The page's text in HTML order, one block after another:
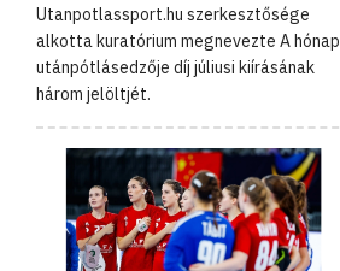
Utanpotlassport.hu szerkesztősége
alkotta kuratórium megnevezte A hónap
utánpótlásedzője díj júliusi kiírásának
három jelöltjét.